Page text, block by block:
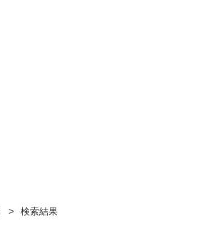
検索結果